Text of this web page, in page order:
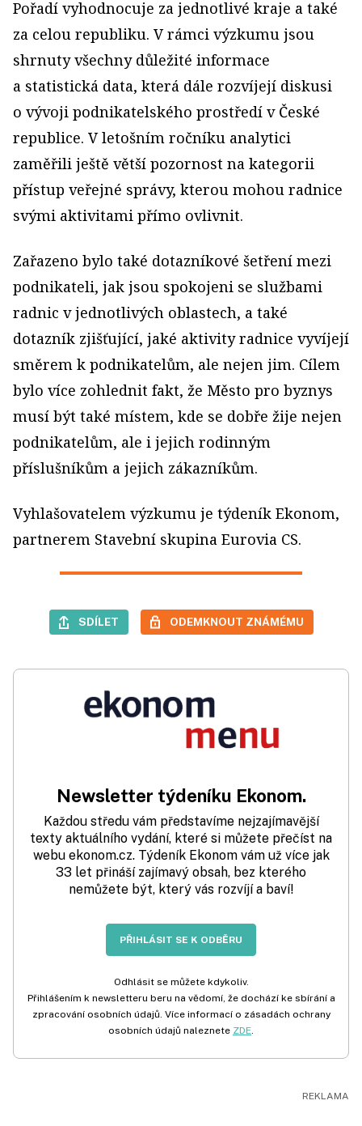
Pořadí vyhodnocuje za jednotlivé kraje a také
za celou republiku. V rámci výzkumu jsou
shrnuty všechny důležité informace
a statistická data, která dále rozvíjejí diskusi
o vývoji podnikatelského prostředí v České
republice. V letošním ročníku analytici
zaměřili ještě větší pozornost na kategorii
přístup veřejné správy, kterou mohou radnice
svými aktivitami přímo ovlivnit.
Zařazeno bylo také dotazníkové šetření mezi
podnikateli, jak jsou spokojeni se službami
radnic v jednotlivých oblastech, a také
dotazník zjišťující, jaké aktivity radnice vyvíjejí
směrem k podnikatelům, ale nejen jim. Cílem
bylo více zohlednit fakt, že Město pro byznys
musí být také místem, kde se dobře žije nejen
podnikatelům, ale i jejich rodinným
příslušníkům a jejich zákazníkům.
Vyhlašovatelem výzkumu je týdeník Ekonom,
partnerem Stavební skupina Eurovia CS.
SDÍLET ODEMKNOUT ZNÁMÉMU
Newsletter týdeníku Ekonom.
Každou středu vám představíme nejzajímavější
texty aktuálního vydání, které si můžete přečíst na
webu ekonom.cz. Týdeník Ekonom vám už více jak
33 let přináší zajímavý obsah, bez kterého
nemůžete být, který vás rozvíjí a baví!
PŘIHLÁSIT SE K ODBĚRU
Odhlásit se můžete kdykoliv.
Přihlášením k newsletteru beru na vědomí, že dochází ke sbírání a
zpracování osobních údajů. Více informací o zásadách ochrany
osobních údajů naleznete ZDE.